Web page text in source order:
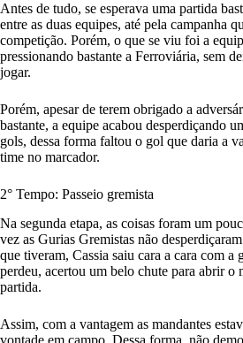
Antes de tudo, se esperava uma partida
entre as duas equipes, até pela campanha
competição. Porém, o que se viu foi a
pressionando bastante a Ferroviária, sem
jogar.
Porém, apesar de terem obrigado a
bastante, a equipe acabou desperdiçando
gols, dessa forma faltou o gol que daria a
time no marcador.
2° Tempo: Passeio gremista
Na segunda etapa, as coisas foram um
vez as Gurias Gremistas não
que tiveram, Cassia saiu cara a cara com a
perdeu, acertou um belo chute para abrir o
partida.
Assim, com a vantagem as mandantes
vontade em campo. Dessa forma, não